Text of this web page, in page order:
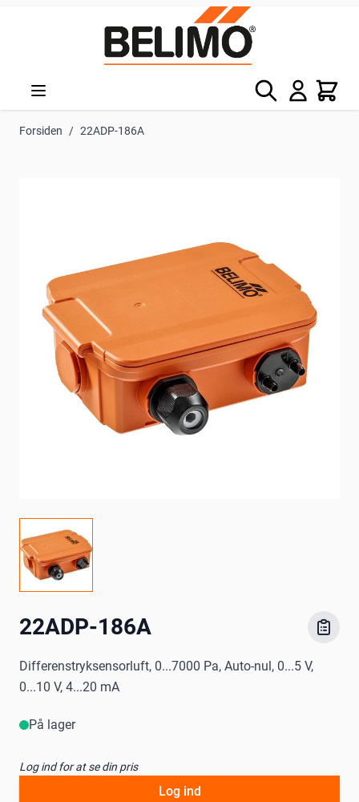
Søg Kurv
Forsiden / 22ADP-186A
22ADP-186A
Differenstryksensorluft, 0...7000 Pa, Auto-nul, 0...5 V,
0...10 V, 4...20 mA
På lager
Log ind for at se din pris
Log ind